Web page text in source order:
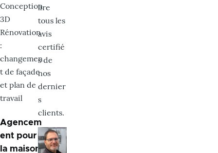
Conception
3D
Rénovation
:
changemen
t de façade
et plan de
travail
Agencem
ent pour
la maison
lire
tous les
avis
certifié
s de
nos
dernier
s
clients.
Image